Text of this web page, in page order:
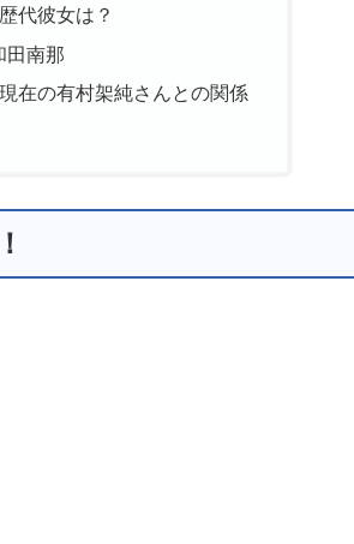
代彼女は？
田南那
在の有村架純さんとの関係